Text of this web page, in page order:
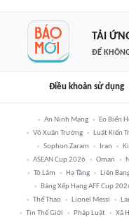
TẢI
ĐỂ
Điều khoản sử dụng
An Ninh Mạng Eo Biển
Võ Xuân Trường
Luật Kiến
Sophon Zaram
Iran
ASEAN Cup 2026
Oman
Tô Lâm
Hạ Tầng Liên
Bảng Xếp Hạng AFF Cup
Thể Thao
Lionel Messi
Tin Thế Giới
Pháp Luật Xã